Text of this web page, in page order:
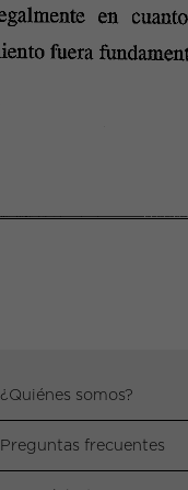
¿Quiénes somos?
Preguntas frecuentes